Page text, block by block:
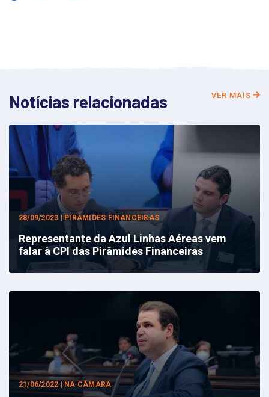
Notícias relacionadas VER MAIS
28/09/2023 | PIRÂMIDES FINANCEIRAS
Representante da Azul Linhas Aéreas vem
falar à CPI das Pirâmides Financeiras
21/06/2022 | NA CÂMARA